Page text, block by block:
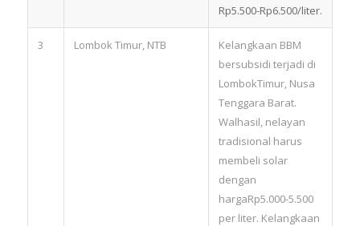
Rp5.500-Rp6.500/liter.
3 Lombok Timur, NTB
Kelangkaan BBM
bersubsidi terjadi di
LombokTimur, Nusa
Tenggara Barat.
Walhasil, nelayan
tradisional harus
membeli solar
dengan
hargaRp5.000-5.500
per liter. Kelangkaan